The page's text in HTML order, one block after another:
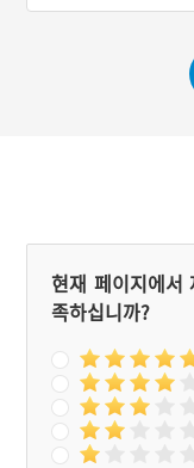
현재 페이지에서
족하십니까?